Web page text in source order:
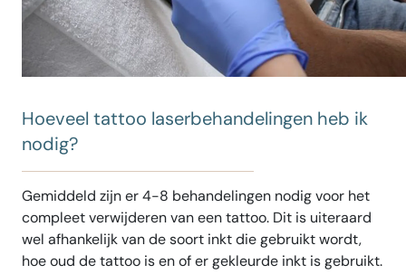
Hoeveel tattoo laserbehandelingen heb ik
nodig?
Gemiddeld zijn er 4-8 behandelingen nodig voor het
compleet verwijderen van een tattoo. Dit is uiteraard
wel afhankelijk van de soort inkt die gebruikt wordt,
hoe oud de tattoo is en of er gekleurde inkt is gebruikt.